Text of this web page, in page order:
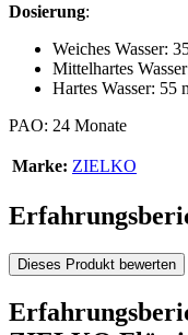
Dosierung:
Weiches Wasser:
Mittelhartes
Hartes Wasser: 55
PAO: 24 Monate
Marke: ZIELKO
Dieses Produkt bewerten